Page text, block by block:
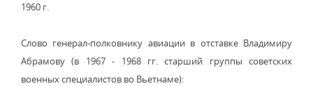
1960 г.
Слово генерал-полковнику авиации в отставке Владимиру
Абрамову (в 1967 - 1968 гг. старший группы советских
военных специалистов во Вьетнаме):